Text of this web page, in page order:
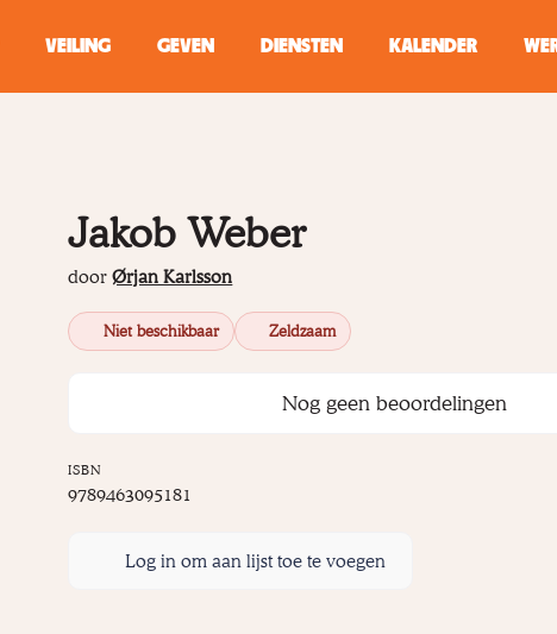
VEILING GEVEN DIENSTEN KALENDER
Jakob Weber
doorØrjan Karlsson
Niet beschikbaar Zeldzaam
Nog geen beoordelingen
ISBN
9789463095181
Log in om aan lijst toe te voegen